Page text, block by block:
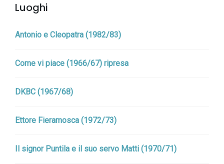
Luoghi
Antonio e Cleopatra (1982/83)
Come vi piace (1966/67) ripresa
DKBC (1967/68)
Ettore Fieramosca (1972/73)
Il signor Puntila e il suo servo Matti (1970/71)